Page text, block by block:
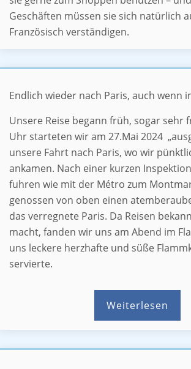
Geschäften müssen sie sich natürlich
Französisch verständigen.
Endlich wieder nach Paris, auch wenn
Unsere Reise begann früh, sogar sehr
Uhr starteten wir am 27.Mai 2024
unsere Fahrt nach Paris, wo wir
ankamen. Nach einer kurzen
fuhren wie mit der Métro zum
genossen von oben einen
das verregnete Paris. Da Reisen
macht, fanden wir uns am Abend im
uns leckere herzhafte und süße
servierte.
Weiterlesen